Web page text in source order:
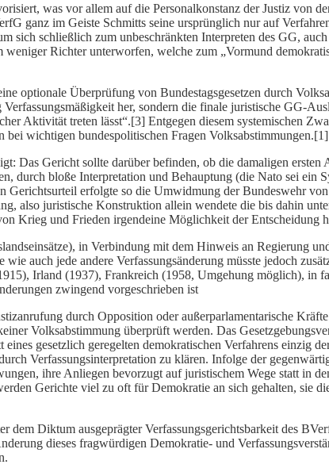
was vor allem auf die Personalkonstanz der Justiz von
ganz im Geiste Schmitts seine ursprünglich nur auf
sich schließlich zum unbeschränkten Interpreten des GG,
Richter unterworfen, welche zum „Vormund
optionale Überprüfung von Bundestagsgesetzen durch
her, sondern die finale juristische GG-
Aktivität treten lässt“.[3] Entgegen diesem systemischen
bei wichtigen bundespolitischen Fragen Volksabstimmungen.[1]
Das Gericht sollte darüber befinden, ob die damaligen ersten
durch bloße Interpretation und Behauptung (die Nato sei ein
erfolgte so die Umwidmung der Bundeswehr
also juristische Konstruktion allein wendete die bis dahin
Krieg und Frieden irgendeine Möglichkeit der Entscheidung
in Verbindung mit dem Hinweis an Regierung
auch jede andere Verfassungsänderung müsste jedoch
Irland (1937), Frankreich (1958, Umgehung möglich), in
zwingend vorgeschrieben ist
durch Opposition oder außerparlamentarische
Volksabstimmung überprüft werden. Das
gesetzlich geregelten demokratischen Verfahrens einzig
Verfassungsinterpretation zu klären. Infolge der
ihre Anliegen bevorzugt auf juristischem Wege statt in
Gerichte viel zu oft für Demokratie an sich gehalten, sie
Diktum ausgeprägter Verfassungsgerichtsbarkeit des
dieses fragwürdigen Demokratie- und